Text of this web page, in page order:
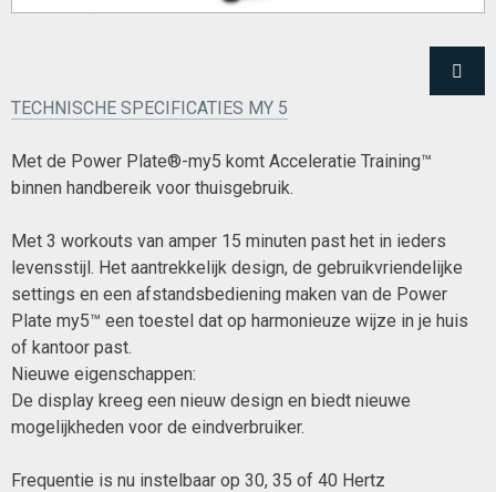
TECHNISCHE SPECIFICATIES MY 5
Met de Power Plate®-my5 komt Acceleratie Training™
binnen handbereik voor thuisgebruik.
Met 3 workouts van amper 15 minuten past het in ieders
levensstijl. Het aantrekkelijk design, de gebruikvriendelijke
settings en een afstandsbediening maken van de Power
Plate my5™ een toestel dat op harmonieuze wijze in je huis
of kantoor past.
Nieuwe eigenschappen:
De display kreeg een nieuw design en biedt nieuwe
mogelijkheden voor de eindverbruiker.
Frequentie is nu instelbaar op 30, 35 of 40 Hertz